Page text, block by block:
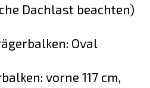
Dachlast beachten)
Oval
vorne 117 cm,